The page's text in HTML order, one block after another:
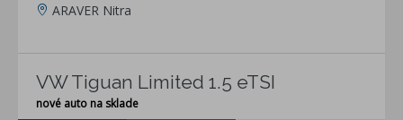
ARAVER Nitra
VW Tiguan Limited 1.5 eTSI
nové auto na sklade